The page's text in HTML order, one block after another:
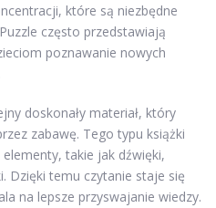
które są niezbędne
często przedstawiają
poznawanie nowych
doskonały materiał, który
zabawę. Tego typu książki
takie jak dźwięki,
Dzięki temu czytanie staje się
na lepsze przyswajanie wiedzy.